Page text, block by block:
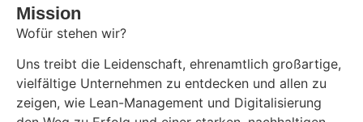
Mission
Wofür stehen wir?
Uns treibt die Leidenschaft, ehrenamtlich großartige,
vielfältige Unternehmen zu entdecken und allen zu
zeigen, wie Lean-Management und Digitalisierung